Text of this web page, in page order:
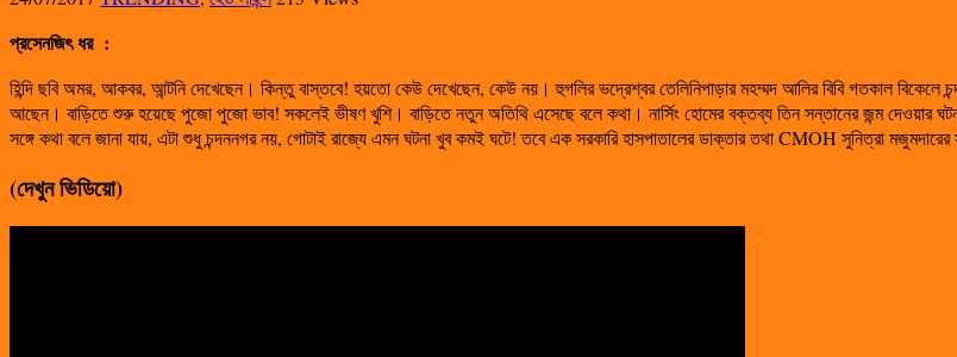
প্রসেনজিৎ ধর :
হিন্দি ছবি অমর, আকবর, আন্টনি দেখেছেন। কিন্তু বাস্তবে! হয়তো কেউ দেখেছেন, কেউ নয়। হুগলির ভদ্রেশ্বর তেলিনিপাড়ার মহম্মদ আলির বিবি গতকাল বিকেলে
আছেন। বাড়িতে শুরু হয়েছে পুজো পুজো ভাব! সকলেই ভীষণ খুশি। বাড়িতে নতুন অতিথি এসেছে বলে কথা। নার্সিং হোমের বক্তব্য তিন সন্তানের জন্ম দেওয়ার
সঙ্গে কথা বলে জানা যায়, এটা শুধু চন্দননগর নয়, গোটাই রাজ্যে এমন ঘটনা খুব কমই ঘটে! তবে এক সরকারি হাসপাতালের ডাক্তার তথা CMOH সুনিত্রা মজুমদারের
(দেখুন ভিডিয়ো)